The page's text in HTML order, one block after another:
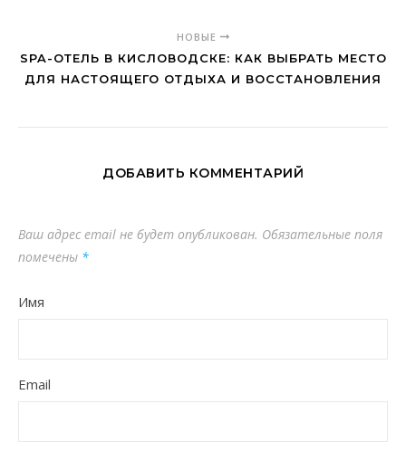
НОВЫЕ
SPA-ОТЕЛЬ В КИСЛОВОДСКЕ: КАК ВЫБРАТЬ МЕСТО
ДЛЯ НАСТОЯЩЕГО ОТДЫХА И ВОССТАНОВЛЕНИЯ
ДОБАВИТЬ КОММЕНТАРИЙ
Ваш адрес email не будет опубликован. Обязательные поля
помечены *
Имя
Email